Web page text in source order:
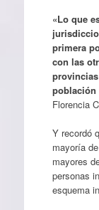
«Lo que
primera
con las
población
Florencia
Y recordó
mayoría
mayores
personas
esquema